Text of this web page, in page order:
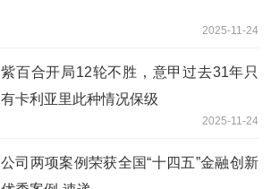
2025-11-24
紫百合开局12轮不胜，意甲过去31年只
有卡利亚里此种情况保级
2025-11-24
公司两项案例荣获全国“十四五”金融创新